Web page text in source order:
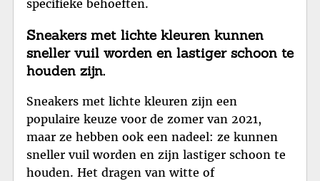
specifieke behoeften.
Sneakers met lichte kleuren kunnen
sneller vuil worden en lastiger schoon te
houden zijn.
Sneakers met lichte kleuren zijn een
populaire keuze voor de zomer van 2021,
maar ze hebben ook een nadeel: ze kunnen
sneller vuil worden en zijn lastiger schoon te
houden. Het dragen van witte of